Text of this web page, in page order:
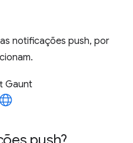
notificações push, por
Gaunt